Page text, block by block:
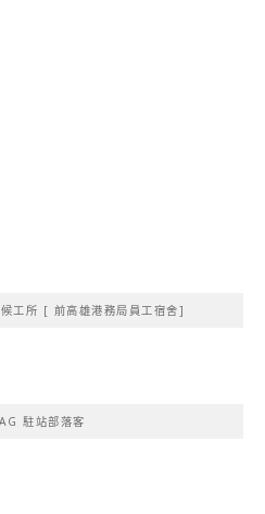
工所 [ 前高雄港務局員工宿舍]
駐站部落客